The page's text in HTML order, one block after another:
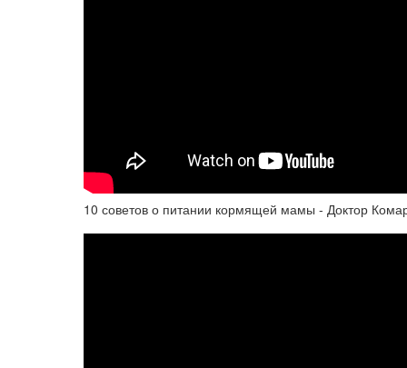
10 советов о питании кормящей мамы - Доктор